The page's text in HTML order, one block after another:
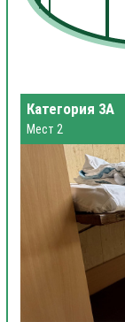
Категория 3А
Мест 2